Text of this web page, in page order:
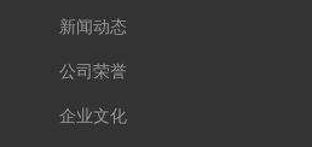
新闻动态
公司荣誉
企业文化